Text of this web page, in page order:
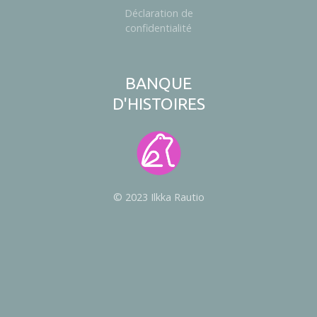
Déclaration de
confidentialité
BANQUE
D'HISTOIRES
© 2023 Ilkka Rautio